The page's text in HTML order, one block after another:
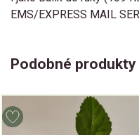
EMS/EXPRESS MAIL
Podobné produkty